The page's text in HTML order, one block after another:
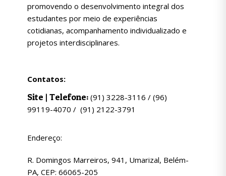
promovendo o desenvolvimento integral dos
estudantes por meio de experiências
cotidianas, acompanhamento individualizado e
projetos interdisciplinares.
Contatos:
Site | Telefone: (91) 3228-3116 / (96)
99119-4070 / (91) 2122-3791
Endereço:
R. Domingos Marreiros, 941, Umarizal, Belém-
PA, CEP: 66065-205